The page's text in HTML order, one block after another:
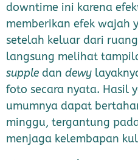
downtime ini karena
memberikan efek wajah
setelah keluar dari
langsung melihat
supple dan dewy
foto secara nyata. Hasil
umumnya dapat
minggu, tergantung
menjaga kelembapan